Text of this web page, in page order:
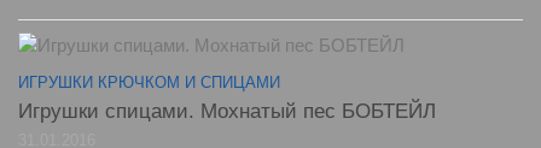
ИГРУШКИ КРЮЧКОМ И СПИЦАМИ
Игрушки спицами. Мохнатый пес БОБТЕЙЛ